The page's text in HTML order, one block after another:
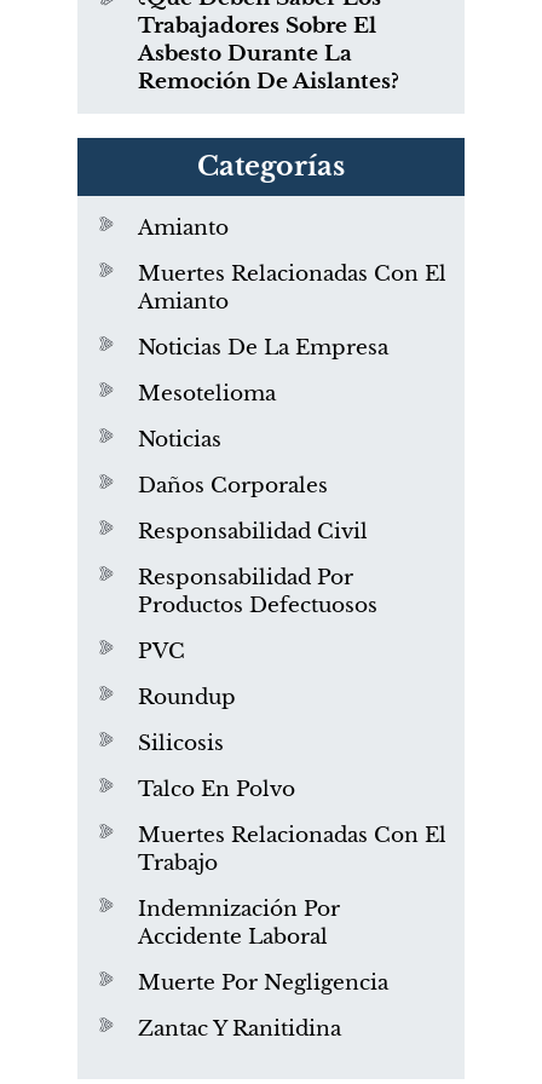
Trabajadores Sobre El
Asbesto Durante La
Remoción De Aislantes?
Categorías
Amianto
Muertes Relacionadas Con El
Amianto
Noticias De La Empresa
Mesotelioma
Noticias
Daños Corporales
Responsabilidad Civil
Responsabilidad Por
Productos Defectuosos
PVC
Roundup
Silicosis
Talco En Polvo
Muertes Relacionadas Con El
Trabajo
Indemnización Por
Accidente Laboral
Muerte Por Negligencia
Zantac Y Ranitidina